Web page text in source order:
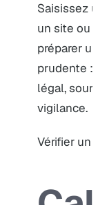
Saisissez
un site ou
préparer
prudente :
légal,
vigilance.
Vérifier un